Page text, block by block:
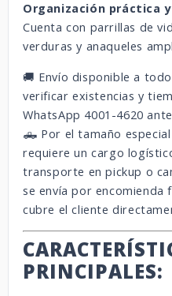
Organización práctica
Cuenta con parrillas de
verduras y anaqueles
🚚 Envío disponible a
verificar existencias y
WhatsApp 4001-4620
🛻 Por el tamaño
requiere un cargo
transporte en pickup o
se envía por encomienda
cubre el cliente
PRINCIPALES: